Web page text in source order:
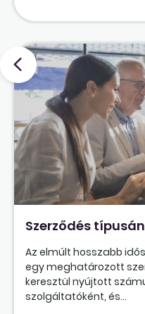
Szerződés
Az elmúlt hosszabb
egy meghatározott
keresztül nyújtott
szolgáltatóként, és...